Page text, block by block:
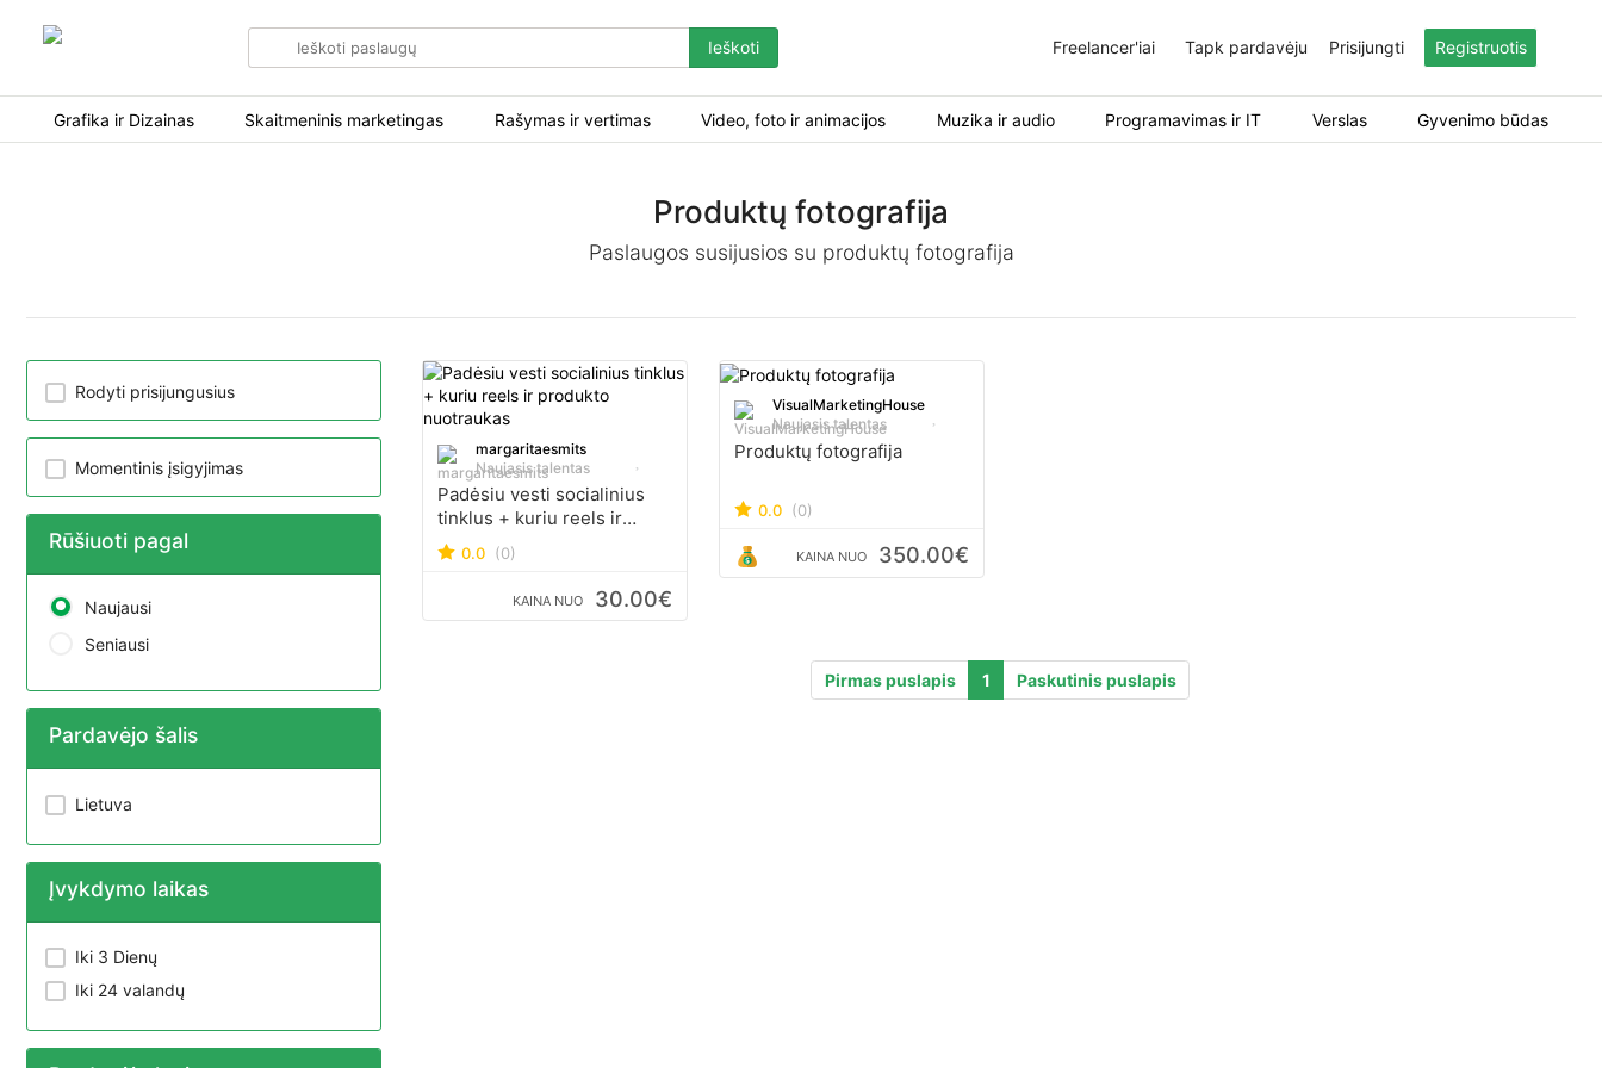
Search
Ieškoti Freelancer'iai Tapk pardavėju Prisijungti Registruotis
Grafika ir Dizainas Skaitmeninis marketingas Rašymas ir vertimas Video, foto ir animacijos Muzika ir audio Programavimas ir IT Verslas Gyvenimo būdas
Produktų fotografija
Paslaugos susijusios su produktų fotografija
Rodyti prisijungusius
Momentinis įsigyjimas
Rūšiuoti pagal
Naujausi
Seniausi
Pardavėjo šalis
Lietuva
Įvykdymo laikas
Iki 3 Dienų
Iki 24 valandų
margaritaesmits
Naujasis talentas
Padėsiu vesti socialinius
tinklus + kuriu reels ir
produkto nuotraukas
0.0 (0)
KAINA NUO 30.00€
VisualMarketingHouse
Naujasis talentas
Produktų fotografija
0.0 (0)
KAINA NUO 350.00€
Pirmas puslapis 1 Paskutinis puslapis